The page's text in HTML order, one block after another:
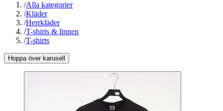
/Alla kategorier
/Kläder
/Herrkläder
/T-shirts & linnen
/T-shirts
Hoppa över karusell